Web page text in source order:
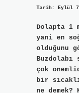
Tarih: Eylül
Dolapta 1
yani en
olduğunu
çok
bir
ne